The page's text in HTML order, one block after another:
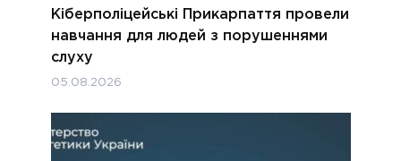
Кіберполіцейські Прикарпаття провели
навчання для людей з порушеннями
слуху
05.08.2026